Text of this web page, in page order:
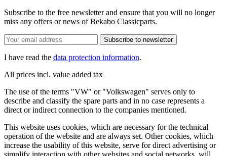
Subscribe to the free newsletter and ensure that you will no longer
miss any offers or news of Bekabo Classicparts.
Subscribe to newsletter
I have read the data protection information.
All prices incl. value added tax
The use of the terms "VW" or "Volkswagen" serves only to
describe and classify the spare parts and in no case represents a
direct or indirect connection to the companies mentioned.
This website uses cookies, which are necessary for the technical
operation of the website and are always set. Other cookies, which
increase the usability of this website, serve for direct advertising or
simplify interaction with other websites and social networks, will